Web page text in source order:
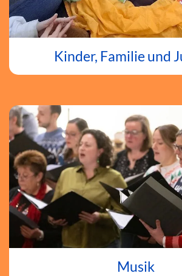
Kinder, Familie und
Musik